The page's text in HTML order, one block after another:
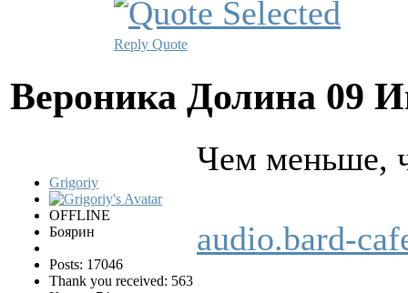
Reply Quote
Вероника Долина 09
Grigoriy
OFFLINE
Боярин
Posts: 17046
Thank you received: 563
Чем меньше,
audio.bard-